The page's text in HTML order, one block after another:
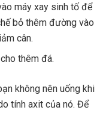
máy xay sinh tố để
bỏ thêm đường vào
cân.
thêm đá.
không nên uống khi
tính axit của nó. Để